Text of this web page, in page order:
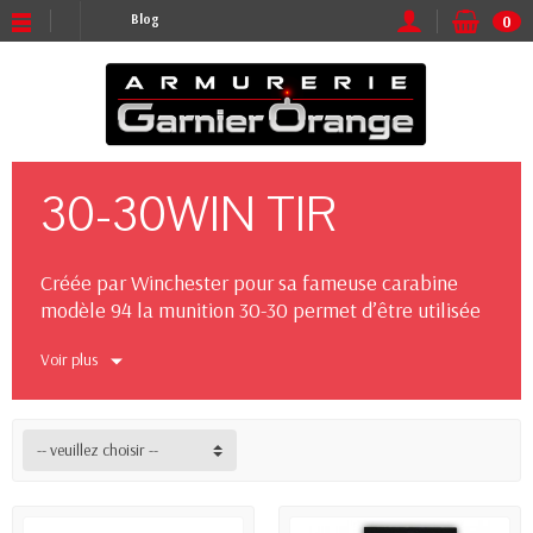
Blog 0
30-30WIN TIR
Créée par Winchester pour sa fameuse carabine
modèle 94 la munition 30-30 permet d’être utilisée
cartouche de fusil à percussion centrale qui a été
développée par Winchester en 1895 pour sa célèbre
principalement connu pour être utilisé dans la
Voir plus
-- veuillez choisir --